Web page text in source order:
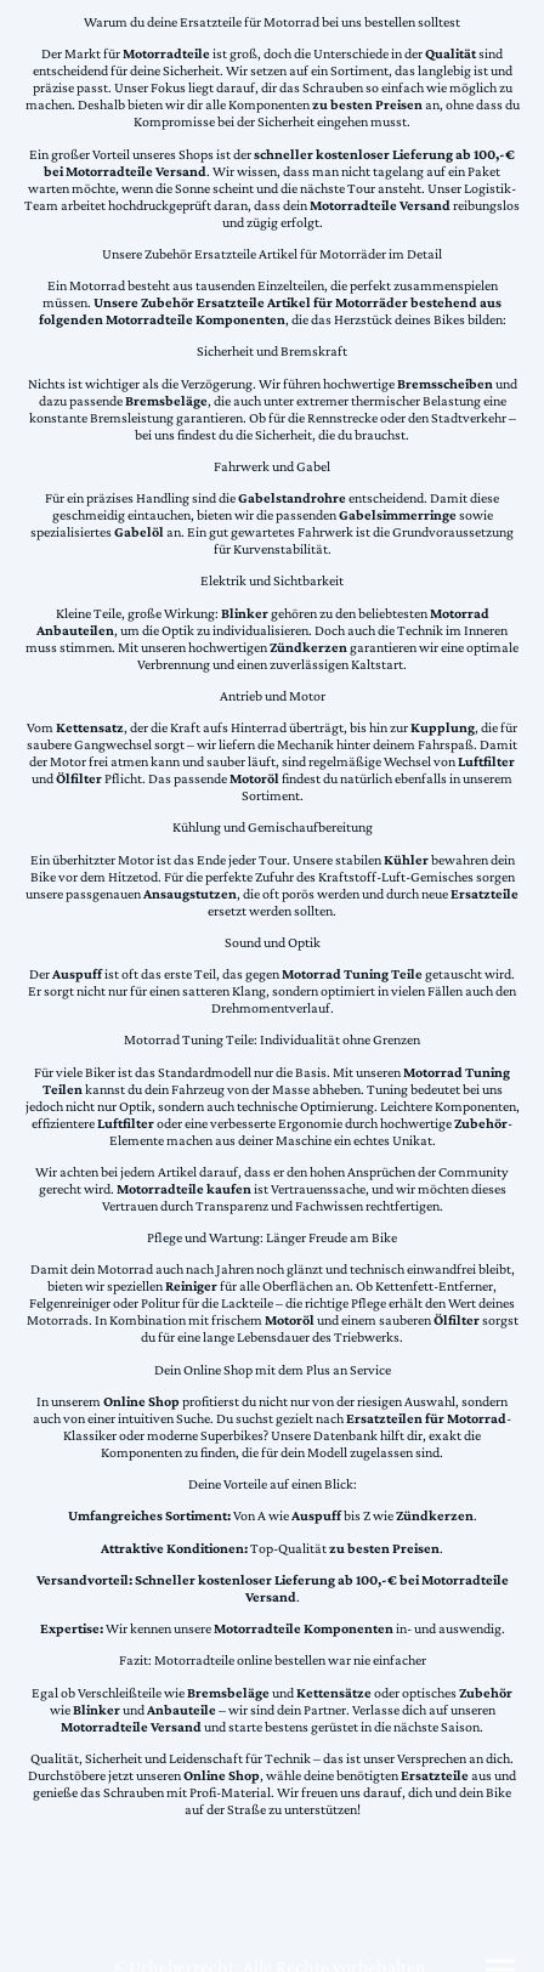
Warum du deine Ersatzteile für Motorrad bei uns bestellen solltest
Der Markt fürMotorradteileist groß, doch die Unterschiede in derQualitätsind
entscheidend für deine Sicherheit. Wir setzen auf ein Sortiment, das langlebig ist und
präzise passt. Unser Fokus liegt darauf, dir das Schrauben so einfach wie möglich zu
machen. Deshalb bieten wir dir alle Komponentenzu besten Preisenan, ohne dass du
Kompromisse bei der Sicherheit eingehen musst.
Ein großer Vorteil unseres Shops ist derschneller kostenloser Lieferung ab 100,-€
bei Motorradteile Versand. Wir wissen, dass man nicht tagelang auf ein Paket
warten möchte, wenn die Sonne scheint und die nächste Tour ansteht. Unser Logistik-
Team arbeitet hochdruckgeprüft daran, dass deinMotorradteile Versand reibungslos
und zügig erfolgt.
Unsere Zubehör Ersatzteile Artikel für Motorräder im Detail
Ein Motorrad besteht aus tausenden Einzelteilen, die perfekt zusammenspielen
müssen. Unsere Zubehör Ersatzteile Artikel für Motorräder bestehend aus
folgenden Motorradteile Komponenten, die das Herzstück deines Bikes bilden:
Sicherheit und Bremskraft
Nichts ist wichtiger als die Verzögerung. Wir führen hochwertigeBremsscheiben und
dazu passendeBremsbeläge, die auch unter extremer thermischer Belastung eine
konstante Bremsleistung garantieren. Ob für die Rennstrecke oder den Stadtverkehr –
bei uns findest du die Sicherheit, die du brauchst.
Fahrwerk und Gabel
Für ein präzises Handling sind dieGabelstandrohreentscheidend. Damit diese
geschmeidig eintauchen, bieten wir die passendenGabelsimmerringesowie
spezialisiertesGabelölan. Ein gut gewartetes Fahrwerk ist die Grundvoraussetzung
für Kurvenstabilität.
Elektrik und Sichtbarkeit
Kleine Teile, große Wirkung: Blinkergehören zu den beliebtestenMotorrad
Anbauteilen, um die Optik zu individualisieren. Doch auch die Technik im Inneren
muss stimmen. Mit unseren hochwertigenZündkerzen garantieren wir eine optimale
Verbrennung und einen zuverlässigen Kaltstart.
Antrieb und Motor
VomKettensatz, der die Kraft aufs Hinterrad überträgt, bis hin zurKupplung, die für
saubere Gangwechsel sorgt – wir liefern die Mechanik hinter deinem Fahrspaß. Damit
der Motor frei atmen kann und sauber läuft, sind regelmäßige Wechsel vonLuftfilter
undÖlfilterPflicht. Das passendeMotorölfindest du natürlich ebenfalls in unserem
Sortiment.
Kühlung und Gemischaufbereitung
Ein überhitzter Motor ist das Ende jeder Tour. Unsere stabilenKühlerbewahren dein
Bike vor dem Hitzetod. Für die perfekte Zufuhr des Kraftstoff-Luft-Gemisches sorgen
unsere passgenauenAnsaugstutzen, die oft porös werden und durch neueErsatzteile
ersetzt werden sollten.
Sound und Optik
DerAuspuffist oft das erste Teil, das gegenMotorrad Tuning Teilegetauscht wird.
Er sorgt nicht nur für einen satteren Klang, sondern optimiert in vielen Fällen auch den
Drehmomentverlauf.
Motorrad Tuning Teile: Individualität ohne Grenzen
Für viele Biker ist das Standardmodell nur die Basis. Mit unserenMotorrad Tuning
Teilen kannst du dein Fahrzeug von der Masse abheben. Tuning bedeutet bei uns
jedoch nicht nur Optik, sondern auch technische Optimierung. Leichtere Komponenten,
effizientereLuftfilteroder eine verbesserte Ergonomie durch hochwertigeZubehör-
Elemente machen aus deiner Maschine ein echtes Unikat.
Wir achten bei jedem Artikel darauf, dass er den hohen Ansprüchen der Community
gerecht wird. Motorradteile kaufen ist Vertrauenssache, und wir möchten dieses
Vertrauen durch Transparenz und Fachwissen rechtfertigen.
Pflege und Wartung: Länger Freude am Bike
Damit dein Motorrad auch nach Jahren noch glänzt und technisch einwandfrei bleibt,
bieten wir speziellenReinigerfür alle Oberflächen an. Ob Kettenfett-Entferner,
Felgenreiniger oder Politur für die Lackteile – die richtige Pflege erhält den Wert deines
Motorrads. In Kombination mit frischemMotorölund einem sauberenÖlfiltersorgst
du für eine lange Lebensdauer des Triebwerks.
Dein Online Shop mit dem Plus an Service
In unserem Online Shopprofitierst du nicht nur von der riesigen Auswahl, sondern
auch von einer intuitiven Suche. Du suchst gezielt nachErsatzteilen für Motorrad-
Klassiker oder moderne Superbikes? Unsere Datenbank hilft dir, exakt die
Komponenten zu finden, die für dein Modell zugelassen sind.
Deine Vorteile auf einen Blick:
Umfangreiches Sortiment:Von A wieAuspuffbis Z wieZündkerzen.
Attraktive Konditionen:Top-Qualitätzu besten Preisen.
Versandvorteil:Schneller kostenloser Lieferung ab 100,-€ bei Motorradteile
Versand.
Expertise:Wir kennen unsereMotorradteile Komponentenin- und auswendig.
Fazit: Motorradteile online bestellen war nie einfacher
Egal ob Verschleißteile wieBremsbelägeundKettensätzeoder optischesZubehör
wieBlinkerundAnbauteile– wir sind dein Partner. Verlasse dich auf unseren
Motorradteile Versand und starte bestens gerüstet in die nächste Saison.
Qualität, Sicherheit und Leidenschaft für Technik – das ist unser Versprechen an dich.
Durchstöbere jetzt unserenOnline Shop, wähle deine benötigtenErsatzteileaus und
genieße das Schrauben mit Profi-Material. Wir freuen uns darauf, dich und dein Bike
auf der Straße zu unterstützen!